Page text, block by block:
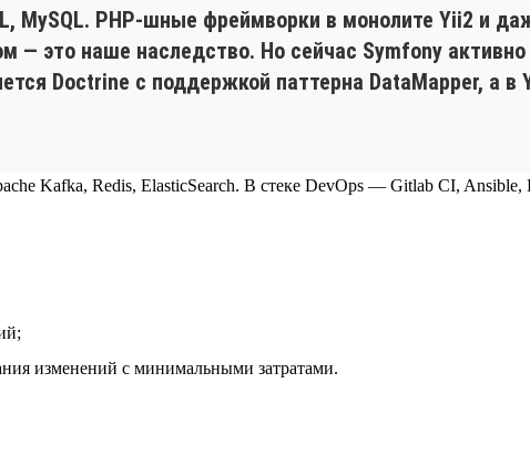
MySQL. PHP-шные фреймворки в монолите Yii2 и
— это наше наследство. Но сейчас Symfony
Doctrine с поддержкой паттерна DataMapper, а в
Kafka, Redis, ElasticSearch. В стеке DevOps — Gitlab CI, Ansible,
изменений с минимальными затратами.